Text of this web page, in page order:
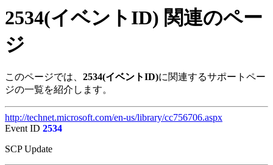
2534(イベントID) 関連のペー
ジ
このページでは、 2534(イベントID)に関連するサポートペー
ジの一覧を紹介します。
http://technet.microsoft.com/en-us/library/cc756706.aspx
Event ID 2534
SCP Update